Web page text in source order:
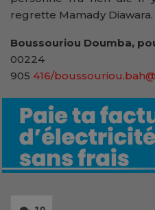
regrette Mamady Diawara.
Boussouriou Doumba,
905 416/